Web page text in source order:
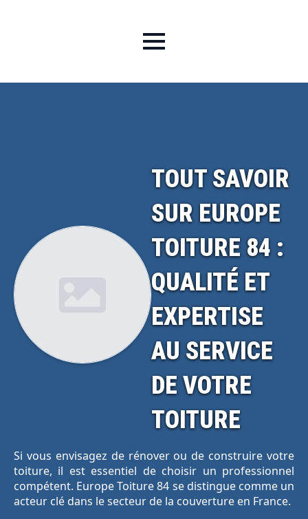
TOUT SAVOIR
SUR EUROPE
TOITURE 84 :
QUALITÉ ET
EXPERTISE
AU SERVICE
DE VOTRE
TOITURE
Si vous envisagez de rénover ou de construire votre
toiture, il est essentiel de choisir un professionnel
compétent. Europe Toiture 84 se distingue comme un
acteur clé dans le secteur de la couverture en France.